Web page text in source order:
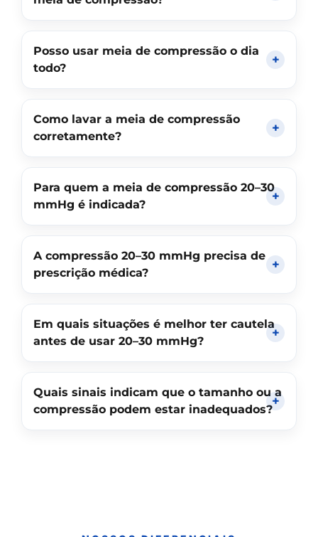
Posso usar meia de compressão o dia
todo?
Como lavar a meia de compressão
corretamente?
Para quem a meia de compressão 20–30
mmHg é indicada?
A compressão 20–30 mmHg precisa de
prescrição médica?
Em quais situações é melhor ter cautela
antes de usar 20–30 mmHg?
Quais sinais indicam que o tamanho ou a
compressão podem estar inadequados?